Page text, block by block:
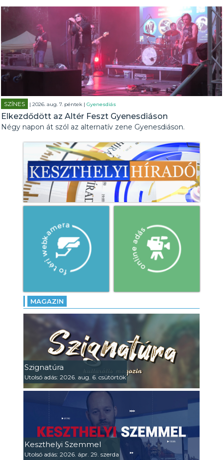
SZÍNES | 2026. aug. 7. péntek |Gyenesdiás
Elkezdődött az Altér Feszt Gyenesdiáson
Négy napon át szól az alternatív zene Gyenesdiáson.
MAGAZIN
Szignatúra
Utolsó adás: 2026. aug. 6. csütörtök
Keszthelyi Szemmel
Utolsó adás: 2026. ápr. 29. szerda